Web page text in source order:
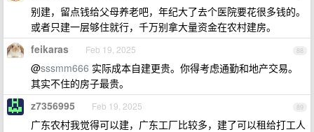
别建，留点钱给父母养老吧，年纪大了去个医院要花很多钱的。
或者只建一层够住就行，千万别拿大量资金在农村建房。
88
feikaras Feb 19, 2025
@sssmm666 实际成本自建更贵。你得考虑通勤和地产交易。
其实不住的房子最贵。
89
z7356995 Feb 19, 2025
广东农村我觉得可以建，广东工厂比较多，建了可以租给打工人